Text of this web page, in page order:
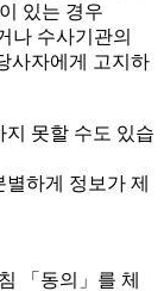
있는 경우
나 수사기관의
사자에게 고지하
못할 수도 있습
하게 정보가 제
「동의」를 체